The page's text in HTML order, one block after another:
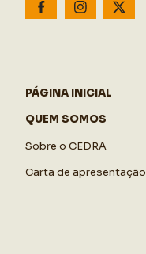
PÁGINA INICIAL
QUEM SOMOS
Sobre o CEDRA
Carta de apresentação